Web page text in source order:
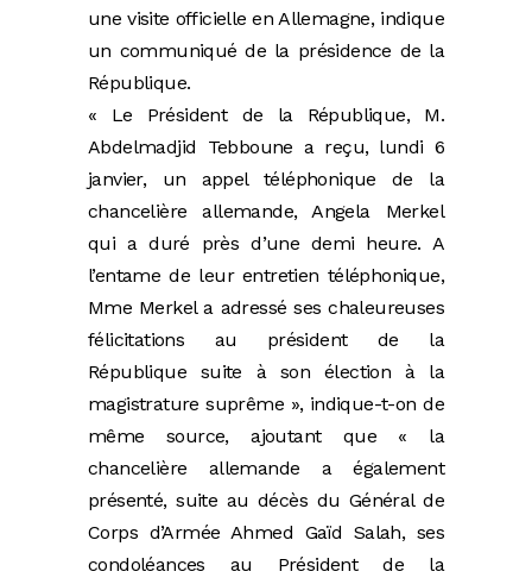
une visite officielle en Allemagne, indique
un communiqué de la présidence de la
République.
« Le Président de la République, M.
Abdelmadjid Tebboune a reçu, lundi 6
janvier, un appel téléphonique de la
chancelière allemande, Angela Merkel
qui a duré près d’une demi heure. A
l’entame de leur entretien téléphonique,
Mme Merkel a adressé ses chaleureuses
félicitations au président de la
République suite à son élection à la
magistrature suprême », indique-t-on de
même source, ajoutant que « la
chancelière allemande a également
présenté, suite au décès du Général de
Corps d’Armée Ahmed Gaïd Salah, ses
condoléances au Président de la